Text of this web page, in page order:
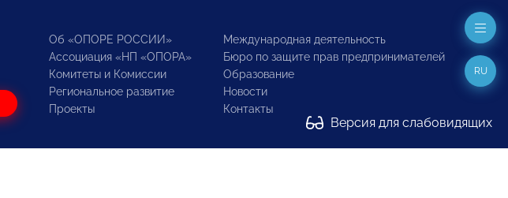
Об «ОПОРЕ РОССИИ»
Ассоциация «НП «ОПОРА»
Комитеты и Комиссии
Региональное развитие
Проекты
Международная деятельность
Бюро по защите прав предпринимателей
Образование
Новости
Контакты
Версия для слабовидящих
RU